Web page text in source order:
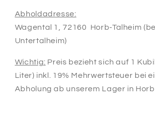
Abholdadresse:
Wagental 1, 72160 Horb-Talheim
Untertalheim)
Wichtig: Preis bezieht sich auf 1
Liter) inkl. 19% Mehrwertsteuer bei
Abholung ab unserem Lager in